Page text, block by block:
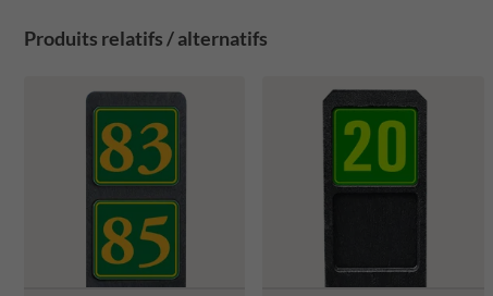
Produits relatifs / alternatifs